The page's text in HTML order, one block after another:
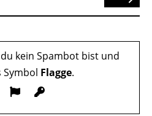
kein Spambot bist und
Symbol Flagge.